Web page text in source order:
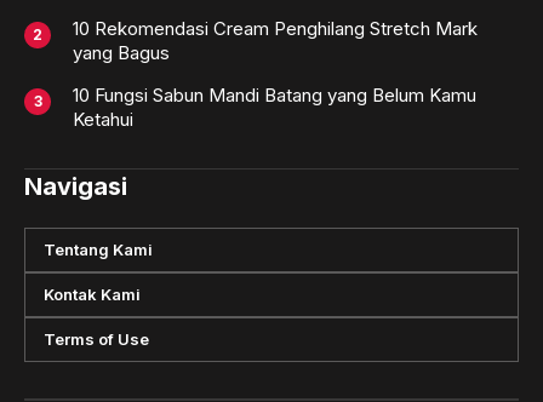
10 Rekomendasi Cream Penghilang Stretch Mark
yang Bagus
10 Fungsi Sabun Mandi Batang yang Belum Kamu
Ketahui
Navigasi
Tentang Kami
Kontak Kami
Terms of Use